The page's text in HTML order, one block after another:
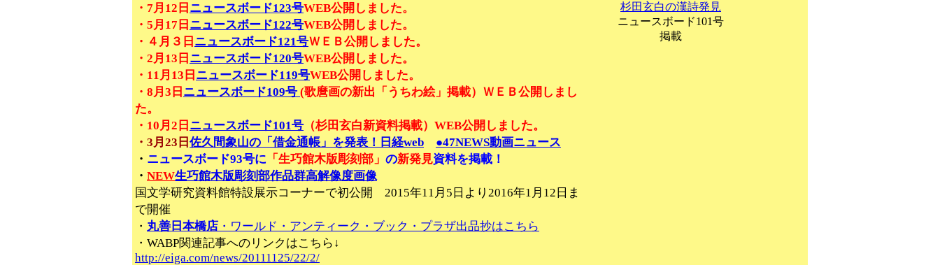
・7月12日 ニュースボード123号WEB公開しました。
・5月17日 ニュースボード122号WEB公開しました。
・４月３日 ニュースボード121号ＷＥＢ公開しました。
・2月13日 ニュースボード120号WEB公開しました。
・11月13日 ニュースボード119号WEB公開しました。
・8月3日 ニュースボード109号 (歌麿画の新出「うちわ絵」掲載）ＷＥＢ公開しまし
た。
・10月2日 ニュースボード101号 （杉田玄白新資料掲載）WEB公開しました。
・3月23日 佐久間象山の「借金通帳」を発表！日経web
●47NEWS動画ニュース
・ ニュースボード93号に 「生巧館木版彫刻部」 の新発見資料を掲載！
・ NEW生巧館木版彫刻部作品群高解像度画像
国文学研究資料館特設展示コーナーで初公開 2015年11月5日より2016年1月12日ま
で開催
・ 丸善日本橋店 ・ワールド・アンティーク・ブック・プラザ出品抄はこちら
・WABP関連記事へのリンクはこちら↓
http://eiga.com/news/20111125/22/2/
杉田玄白の漢詩発見
ニュースボード101号
掲載